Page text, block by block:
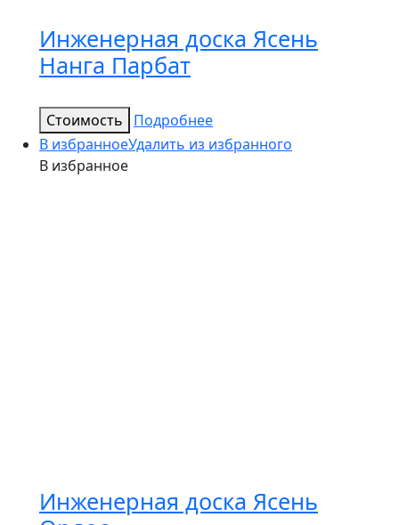
Инженерная доска Ясень
Нанга Парбат
Стоимость
Подробнее
В избранноеУдалить из избранного
В избранное
Инженерная доска Ясень